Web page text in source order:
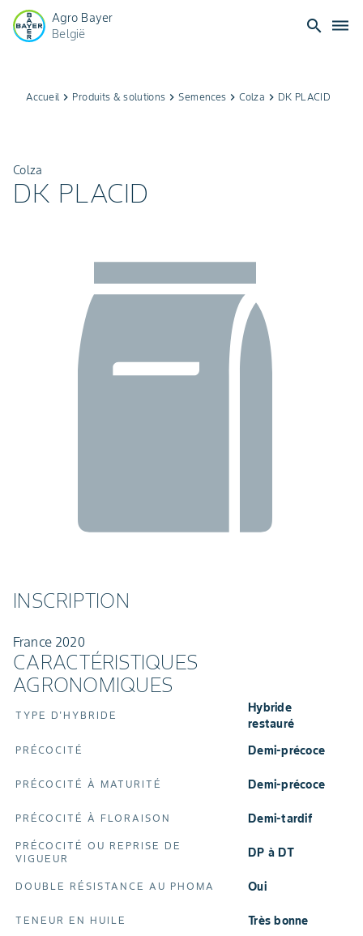
Agro Bayer
België
search dehaze
Accueil keyboard_arrow_right Produits & solutions keyboard_arrow_rightSemences keyboard_arrow_rightColza keyboard_arrow_right DK PLACID
Colza
DK PLACID
INSCRIPTION
France 2020
CARACTÉRISTIQUES
AGRONOMIQUES
TYPE D'HYBRIDE
Hybride
restauré
PRÉCOCITÉ Demi-précoce
PRÉCOCITÉ À MATURITÉ Demi-précoce
PRÉCOCITÉ À FLORAISON Demi-tardif
PRÉCOCITÉ OU REPRISE DE
VIGUEUR
DP à DT
DOUBLE RÉSISTANCE AU PHOMA Oui
TENEUR EN HUILE Très bonne